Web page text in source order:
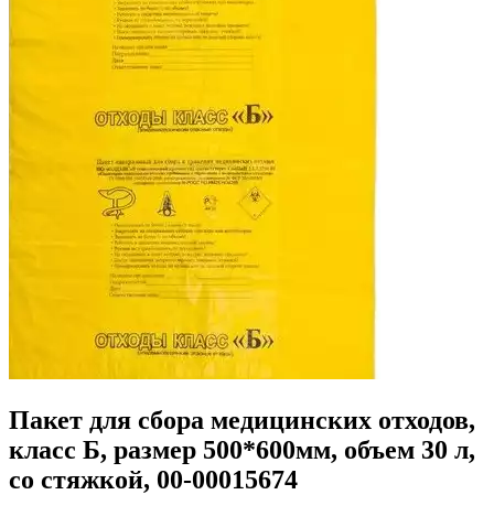
Пакет для сбора медицинских отходов,
класс Б, размер 500*600мм, объем 30 л,
со стяжкой, 00-00015674